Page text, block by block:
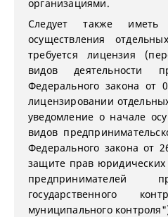
организациями.
Следует также
осуществления
требуется лицензия
видов
Федерального закона
лицензировании
уведомление о начале
видов
Федерального закона от
защите прав
предпринимателей
государственного
муниципального